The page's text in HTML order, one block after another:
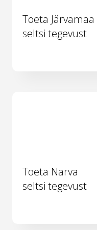
Toeta Järvamaa
seltsi tegevust
Toeta Narva
seltsi tegevust